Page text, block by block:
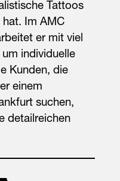
Tattoos
hat. Im AMC
er mit viel
individuelle
Kunden, die
einem
suchen,
detailreichen